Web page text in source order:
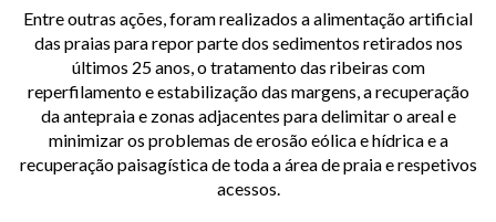
Entre outras ações, foram realizados a alimentação artificial
das praias para repor parte dos sedimentos retirados nos
últimos 25 anos, o tratamento das ribeiras com
reperfilamento e estabilização das margens, a recuperação
da antepraia e zonas adjacentes para delimitar o areal e
minimizar os problemas de erosão eólica e hídrica e a
recuperação paisagística de toda a área de praia e respetivos
acessos.